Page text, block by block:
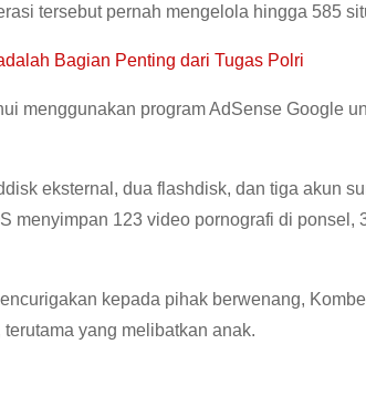
tersebut pernah mengelola hingga 585
Bagian Penting dari Tugas Polri
menggunakan program AdSense Google
eksternal, dua flashdisk, dan tiga akun
menyimpan 123 video pornografi di ponsel,
kepada pihak berwenang,
yang melibatkan anak.